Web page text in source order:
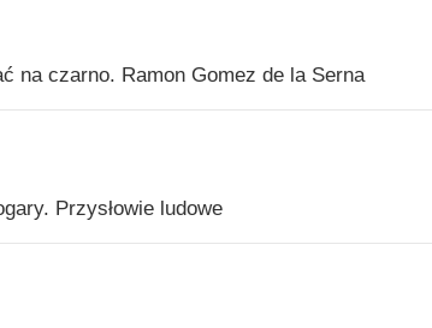
na czarno. Ramon Gomez de la Serna
Przysłowie ludowe